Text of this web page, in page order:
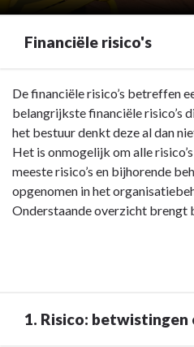
Financiële risico's
Terug
naar
navigatie
Wijzigingen
financiële
risico's
De financiële risico’s betreffen
belangrijkste financiële risico’s
het bestuur denkt deze al dan
Het is onmogelijk om alle
meeste risico’s en bijhorende
opgenomen in het
Onderstaande overzicht brengt
1. Risico: betwistingen